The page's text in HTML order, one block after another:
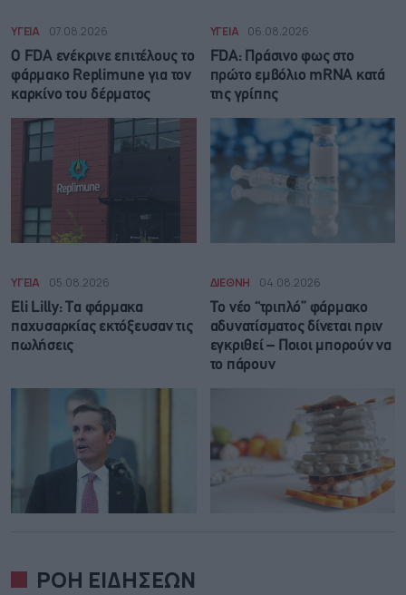
ΥΓΕΙΑ 07.08.2026
Ο FDA ενέκρινε επιτέλους το
φάρμακο Replimune για τον
καρκίνο του δέρματος
ΥΓΕΙΑ 06.08.2026
FDA: Πράσινο φως στο
πρώτο εμβόλιο mRNA κατά
της γρίπης
ΥΓΕΙΑ 05.08.2026
Eli Lilly: Τα φάρμακα
παχυσαρκίας εκτόξευσαν τις
πωλήσεις
ΔΙΕΘΝΗ 04.08.2026
Το νέο “τριπλό” φάρμακο
αδυνατίσματος δίνεται πριν
εγκριθεί – Ποιοι μπορούν να
το πάρουν
ΡΟΗ ΕΙΔΗΣΕΩΝ